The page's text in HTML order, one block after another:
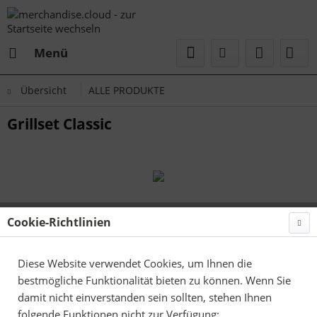
Menü
Übersicht ALLE PRODUKTE
Grillset Classic
Cookie-Richtlinien
Diese Website verwendet Cookies, um Ihnen die
bestmögliche Funktionalität bieten zu können. Wenn Sie
damit nicht einverstanden sein sollten, stehen Ihnen
folgende Funktionen nicht zur Verfügung: